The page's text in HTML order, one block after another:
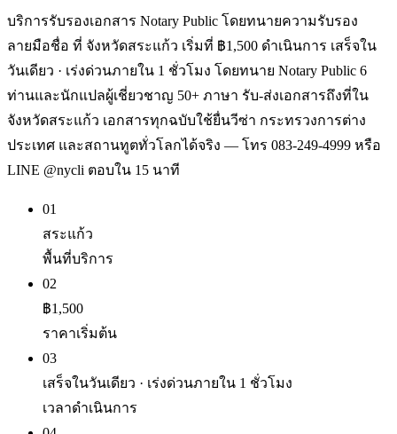
บริการรับรองเอกสาร Notary Public โดยทนายความรับรอง
ลายมือชื่อ ที่ จังหวัดสระแก้ว เริ่มที่ ฿1,500 ดำเนินการ เสร็จใน
วันเดียว · เร่งด่วนภายใน 1 ชั่วโมง โดยทนาย Notary Public 6
ท่านและนักแปลผู้เชี่ยวชาญ 50+ ภาษา รับ-ส่งเอกสารถึงที่ใน
จังหวัดสระแก้ว เอกสารทุกฉบับใช้ยื่นวีซ่า กระทรวงการต่าง
ประเทศ และสถานทูตทั่วโลกได้จริง — โทร 083-249-4999 หรือ
LINE @nycli ตอบใน 15 นาที
01
สระแก้ว
พื้นที่บริการ
02
฿1,500
ราคาเริ่มต้น
03
เสร็จในวันเดียว · เร่งด่วนภายใน 1 ชั่วโมง
เวลาดำเนินการ